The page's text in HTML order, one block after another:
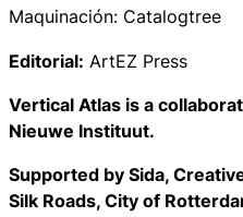
Maquinación: Catalogtree
Editorial: ArtEZ Press
Vertical Atlas is a
Nieuwe Instituut.
Supported by Sida,
Silk Roads, City of